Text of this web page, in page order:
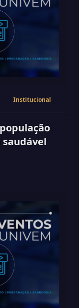
Institucional